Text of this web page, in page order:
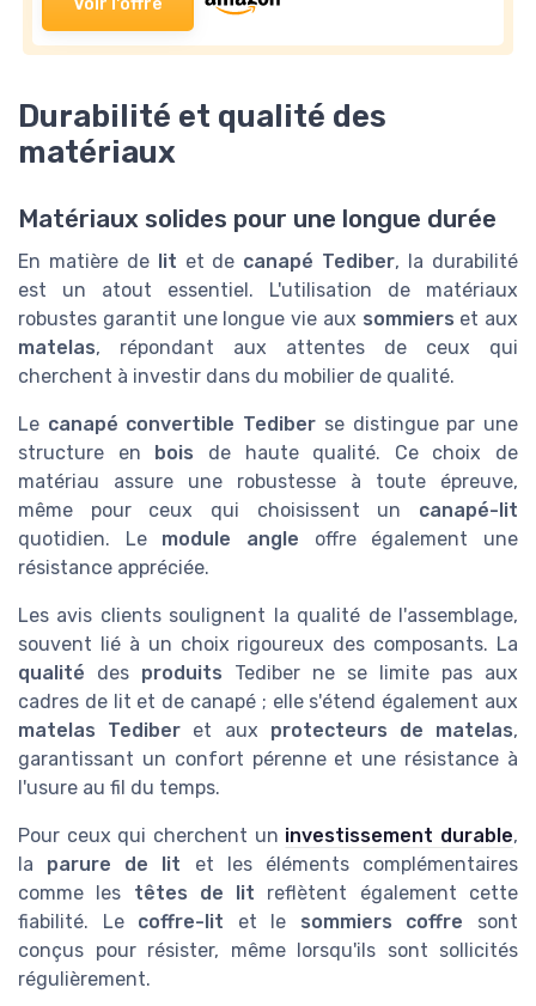
Durabilité et qualité des
matériaux
Matériaux solides pour une longue durée
En matière de lit et de canapé Tediber, la durabilité
est un atout essentiel. L'utilisation de matériaux
robustes garantit une longue vie aux sommiers et aux
matelas, répondant aux attentes de ceux qui
cherchent à investir dans du mobilier de qualité.
Le canapé convertible Tediber se distingue par une
structure en bois de haute qualité. Ce choix de
matériau assure une robustesse à toute épreuve,
même pour ceux qui choisissent un canapé-lit
quotidien. Le module angle offre également une
résistance appréciée.
Les avis clients soulignent la qualité de l'assemblage,
souvent lié à un choix rigoureux des composants. La
qualité des produits Tediber ne se limite pas aux
cadres de lit et de canapé ; elle s'étend également aux
matelas Tediber et aux protecteurs de matelas,
garantissant un confort pérenne et une résistance à
l'usure au fil du temps.
Pour ceux qui cherchent un investissement durable,
la parure de lit et les éléments complémentaires
comme les têtes de lit reflètent également cette
fiabilité. Le coffre-lit et le sommiers coffre sont
conçus pour résister, même lorsqu'ils sont sollicités
régulièrement.